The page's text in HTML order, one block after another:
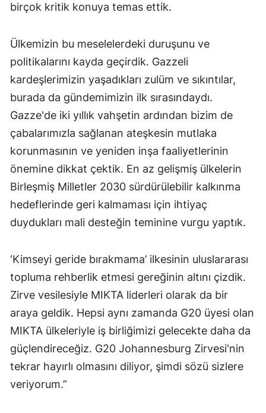
birçok kritik konuya temas ettik.
Ülkemizin bu meselelerdeki duruşunu ve
politikalarını kayda geçirdik. Gazzeli
kardeşlerimizin yaşadıkları zulüm ve sıkıntılar,
burada da gündemimizin ilk sırasındaydı.
Gazze'de iki yıllık vahşetin ardından bizim de
çabalarımızla sağlanan ateşkesin mutlaka
korunmasının ve yeniden inşa faaliyetlerinin
önemine dikkat çektik. En az gelişmiş ülkelerin
Birleşmiş Milletler 2030 sürdürülebilir kalkınma
hedeflerinde geri kalmaması için ihtiyaç
duydukları mali desteğin teminine vurgu yaptık.
‘Kimseyi geride bırakmama’ ilkesinin uluslararası
topluma rehberlik etmesi gereğinin altını çizdik.
Zirve vesilesiyle MIKTA liderleri olarak da bir
araya geldik. Hepsi aynı zamanda G20 üyesi olan
MIKTA ülkeleriyle iş birliğimizi gelecekte daha da
güçlendireceğiz. G20 Johannesburg Zirvesi'nin
tekrar hayırlı olmasını diliyor, şimdi sözü sizlere
veriyorum.”